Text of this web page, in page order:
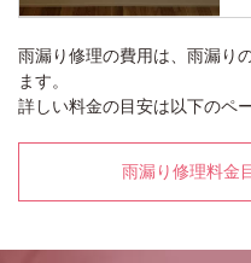
雨漏り修理の費用は、雨漏り
ます。
詳しい料金の目安は以下のペ
雨漏り修理料金